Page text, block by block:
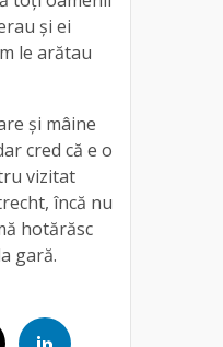
și ei
le arătau
și mâine
cred că e o
vizitat
încă nu
hotărăsc
gară.